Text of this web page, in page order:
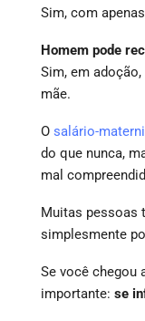
Sim, com
Homem pode
Sim, em
mãe.
O salário-
do que nunca,
mal
Muitas pessoas
simplesmente
Se você chegou
importante: se